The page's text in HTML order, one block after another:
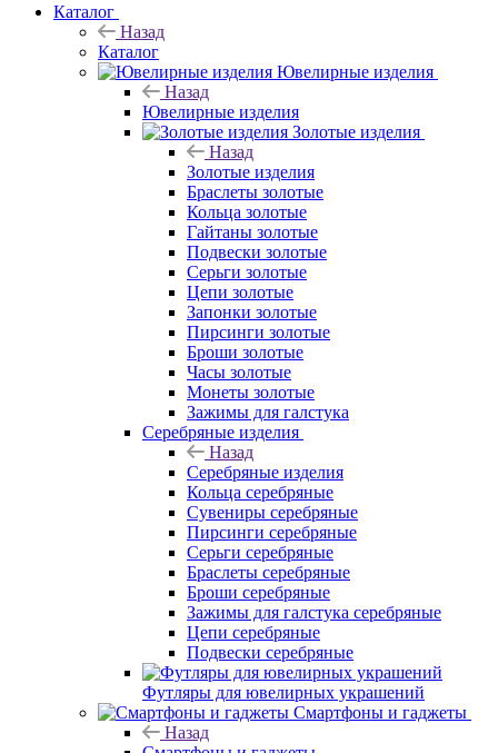
Каталог
Назад
Каталог
Ювелирные изделия
Назад
Ювелирные изделия
Золотые изделия
Назад
Золотые изделия
Браслеты золотые
Кольца золотые
Гайтаны золотые
Подвески золотые
Серьги золотые
Цепи золотые
Запонки золотые
Пирсинги золотые
Броши золотые
Часы золотые
Монеты золотые
Зажимы для галстука
Серебряные изделия
Назад
Серебряные изделия
Кольца серебряные
Сувениры серебряные
Пирсинги серебряные
Серьги серебряные
Браслеты серебряные
Броши серебряные
Зажимы для галстука серебряные
Цепи серебряные
Подвески серебряные
Футляры для ювелирных украшений
Смартфоны и гаджеты
Назад